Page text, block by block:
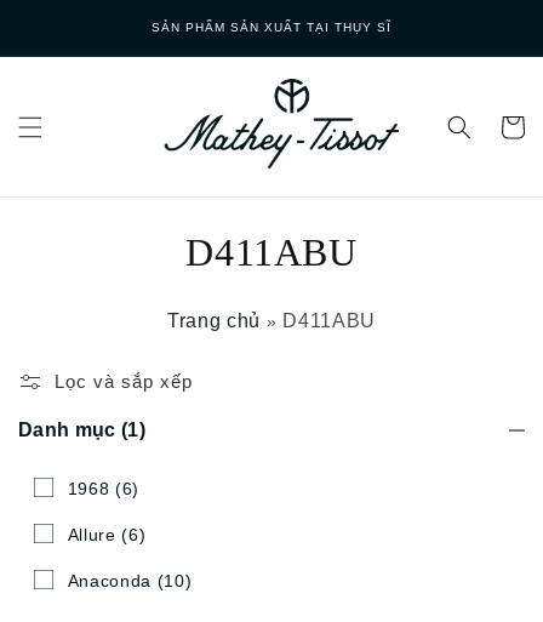
SẢN PHẨM SẢN XUẤT TẠI THỤY SĨ
D411ABU
Trang chủ » D411ABU
Lọc và sắp xếp
Danh mục (1)
1968 (6)
Allure (6)
Anaconda (10)